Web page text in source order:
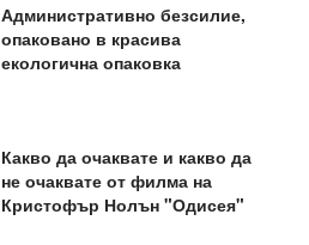
Административно безсилие,
опаковано в красива
екологична опаковка
Какво да очаквате и какво да
не очаквате от филма на
Кристофър Нолън "Одисея"